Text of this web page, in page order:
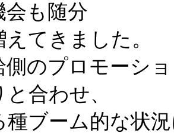
会も随分
てきました。
のプロモーシ
合わせ、
ブーム的な状